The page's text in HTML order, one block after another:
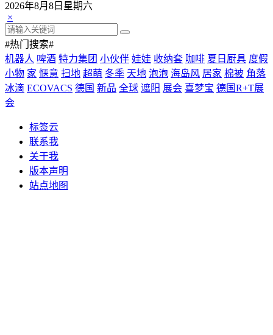
2026年8月8日星期六
×
#热门搜索#
机器人 啤酒 特力集团 小伙伴 娃娃 收纳套 咖啡 夏日厨具 度假
小物 家 惬意 扫地 超萌 冬季 天地 泡泡 海岛风 居家 棉被 角落
冰滴 ECOVACS 德国 新品 全球 遮阳 展会 喜梦宝 德国R+T展
会
标签云
联系我
关于我
版本声明
站点地图